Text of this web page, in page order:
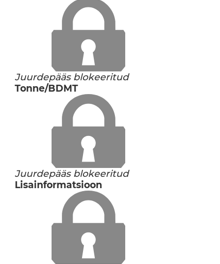
Juurdepääs blokeeritud
Tonne/BDMT
Juurdepääs blokeeritud
Lisainformatsioon